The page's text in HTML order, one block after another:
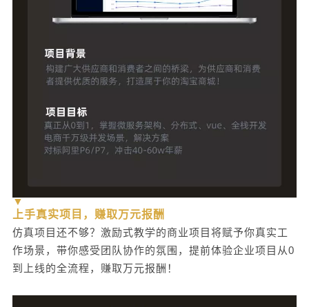
▼
上手真实项目，赚取万元报酬
仿真项目还不够？激励式教学的商业项目将赋予你真实工
作场景，带你感受团队协作的氛围，提前体验企业项目从0
到上线的全流程，赚取万元报酬！